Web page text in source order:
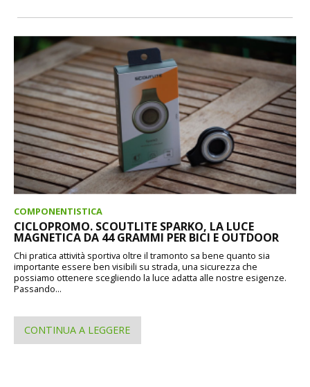
COMPONENTISTICA
CICLOPROMO. SCOUTLITE SPARKO, LA LUCE
MAGNETICA DA 44 GRAMMI PER BICI E OUTDOOR
Chi pratica attività sportiva oltre il tramonto sa bene quanto sia
importante essere ben visibili su strada, una sicurezza che
possiamo ottenere scegliendo la luce adatta alle nostre esigenze.
Passando...
CONTINUA A LEGGERE